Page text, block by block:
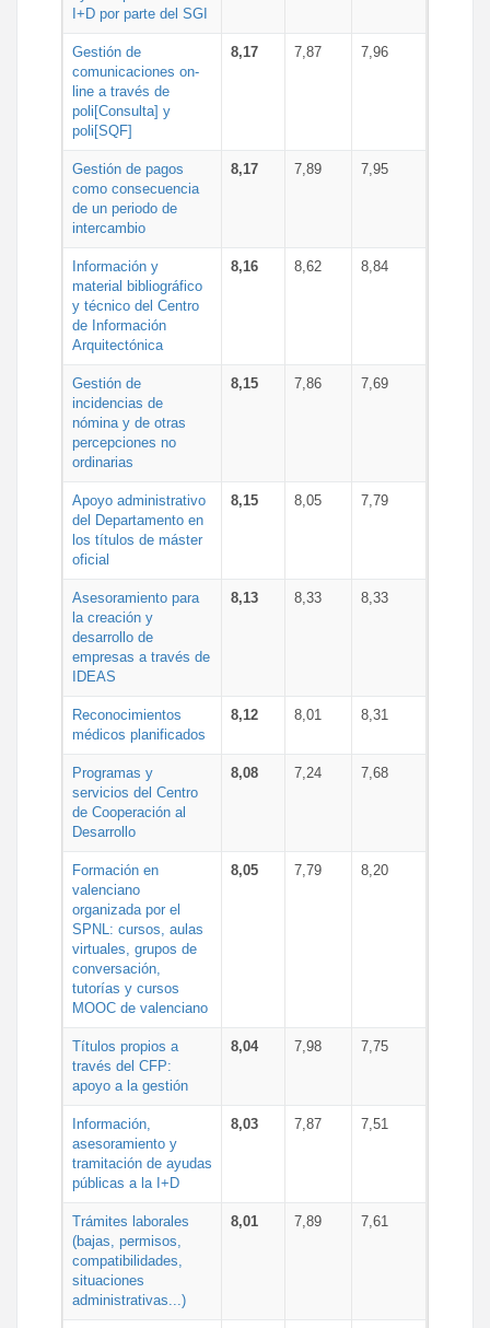
I+D por parte del SGI
Gestión de
comunicaciones on-
line a través de
poli[Consulta] y
poli[SQF]
8,17 7,87 7,96
Gestión de pagos
como consecuencia
de un periodo de
intercambio
8,17 7,89 7,95
Información y
material bibliográfico
y técnico del Centro
de Información
Arquitectónica
8,16 8,62 8,84
Gestión de
incidencias de
nómina y de otras
percepciones no
ordinarias
8,15 7,86 7,69
Apoyo administrativo
del Departamento en
los títulos de máster
oficial
8,15 8,05 7,79
Asesoramiento para
la creación y
desarrollo de
empresas a través de
IDEAS
8,13 8,33 8,33
Reconocimientos
médicos planificados
8,12 8,01 8,31
Programas y
servicios del Centro
de Cooperación al
Desarrollo
8,08 7,24 7,68
Formación en
valenciano
organizada por el
SPNL: cursos, aulas
virtuales, grupos de
conversación,
tutorías y cursos
MOOC de valenciano
8,05 7,79 8,20
Títulos propios a
través del CFP:
apoyo a la gestión
8,04 7,98 7,75
Información,
asesoramiento y
tramitación de ayudas
públicas a la I+D
8,03 7,87 7,51
Trámites laborales
(bajas, permisos,
compatibilidades,
situaciones
administrativas...)
8,01 7,89 7,61